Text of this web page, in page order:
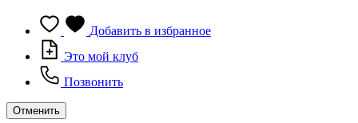
Добавить в избранное
Это мой клуб
Позвонить
Отменить